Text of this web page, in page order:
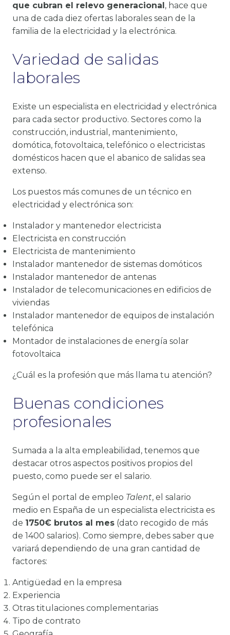
que cubran el relevo generacional , hace que
una de cada diez ofertas laborales sean de la
familia de la electricidad y la electrónica.
Variedad de salidas
laborales
Existe un especialista en electricidad y electrónica
para cada sector productivo. Sectores como la
construcción, industrial, mantenimiento,
domótica, fotovoltaica, telefónico o electricistas
domésticos hacen que el abanico de salidas sea
extenso.
Los puestos más comunes de un técnico en
electricidad y electrónica son:
Instalador y mantenedor electricista
Electricista en construcción
Electricista de mantenimiento
Instalador mantenedor de sistemas domóticos
Instalador mantenedor de antenas
Instalador de telecomunicaciones en edificios de
viviendas
Instalador mantenedor de equipos de instalación
telefónica
Montador de instalaciones de energía solar
fotovoltaica
¿Cuál es la profesión que más llama tu atención?
Buenas condiciones
profesionales
Sumada a la alta empleabilidad, tenemos que
destacar otros aspectos positivos propios del
puesto, como puede ser el salario.
Según el portal de empleo Talent, el salario
medio en España de un especialista electricista es
de 1750€ brutos al mes (dato recogido de más
de 1400 salarios). Como siempre, debes saber que
variará dependiendo de una gran cantidad de
factores:
Antigüedad en la empresa
Experiencia
Otras titulaciones complementarias
Tipo de contrato